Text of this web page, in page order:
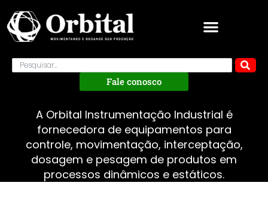
Fale conosco
A Orbital Instrumentação Industrial é
fornecedora de equipamentos para
controle, movimentação, interceptação,
dosagem e pesagem de produtos em
processos dinâmicos e estáticos.